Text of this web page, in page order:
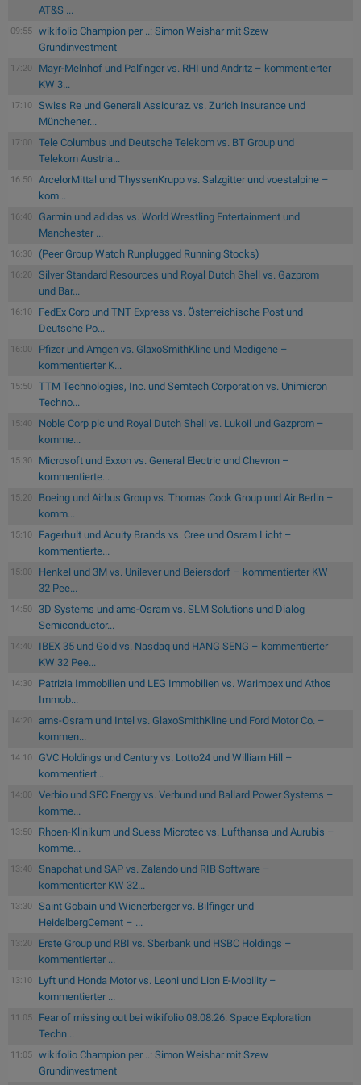
AT&S ...
09:55
wikifolio Champion per ..: Simon Weishar mit Szew
Grundinvestment
17:20
Mayr-Melnhof und Palfinger vs. RHI und Andritz – kommentierter
KW 3...
17:10
Swiss Re und Generali Assicuraz. vs. Zurich Insurance und
Münchener...
17:00
Tele Columbus und Deutsche Telekom vs. BT Group und
Telekom Austria...
16:50
ArcelorMittal und ThyssenKrupp vs. Salzgitter und voestalpine –
kom...
16:40
Garmin und adidas vs. World Wrestling Entertainment und
Manchester ...
16:30 (Peer Group Watch Runplugged Running Stocks)
16:20
Silver Standard Resources und Royal Dutch Shell vs. Gazprom
und Bar...
16:10
FedEx Corp und TNT Express vs. Österreichische Post und
Deutsche Po...
16:00
Pfizer und Amgen vs. GlaxoSmithKline und Medigene –
kommentierter K...
15:50
TTM Technologies, Inc. und Semtech Corporation vs. Unimicron
Techno...
15:40
Noble Corp plc und Royal Dutch Shell vs. Lukoil und Gazprom –
komme...
15:30
Microsoft und Exxon vs. General Electric und Chevron –
kommentierte...
15:20
Boeing und Airbus Group vs. Thomas Cook Group und Air Berlin –
komm...
15:10
Fagerhult und Acuity Brands vs. Cree und Osram Licht –
kommentierte...
15:00
Henkel und 3M vs. Unilever und Beiersdorf – kommentierter KW
32 Pee...
14:50
3D Systems und ams-Osram vs. SLM Solutions und Dialog
Semiconductor...
14:40
IBEX 35 und Gold vs. Nasdaq und HANG SENG – kommentierter
KW 32 Pee...
14:30
Patrizia Immobilien und LEG Immobilien vs. Warimpex und Athos
Immob...
14:20
ams-Osram und Intel vs. GlaxoSmithKline und Ford Motor Co. –
kommen...
14:10
GVC Holdings und Century vs. Lotto24 und William Hill –
kommentiert...
14:00
Verbio und SFC Energy vs. Verbund und Ballard Power Systems –
komme...
13:50
Rhoen-Klinikum und Suess Microtec vs. Lufthansa und Aurubis –
komme...
13:40
Snapchat und SAP vs. Zalando und RIB Software –
kommentierter KW 32...
13:30
Saint Gobain und Wienerberger vs. Bilfinger und
HeidelbergCement – ...
13:20
Erste Group und RBI vs. Sberbank und HSBC Holdings –
kommentierter ...
13:10
Lyft und Honda Motor vs. Leoni und Lion E-Mobility –
kommentierter ...
11:05
Fear of missing out bei wikifolio 08.08.26: Space Exploration
Techn...
11:05
wikifolio Champion per ..: Simon Weishar mit Szew
Grundinvestment